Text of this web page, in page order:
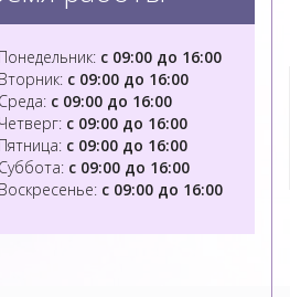
Понедельник: с 09:00 до 16:00
Вторник: с 09:00 до 16:00
Среда: с 09:00 до 16:00
Четверг: с 09:00 до 16:00
Пятница: с 09:00 до 16:00
Суббота: с 09:00 до 16:00
Воскресенье: с 09:00 до 16:00